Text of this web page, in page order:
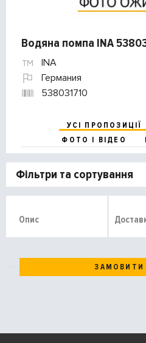
Водяна помпа INA
INA
Германия
538031710
УСІ ПРОПОЗИЦІЇ
ФОТО І ВІДЕО
Фільтри та сортування
Опис
ЗАМОВИТИ